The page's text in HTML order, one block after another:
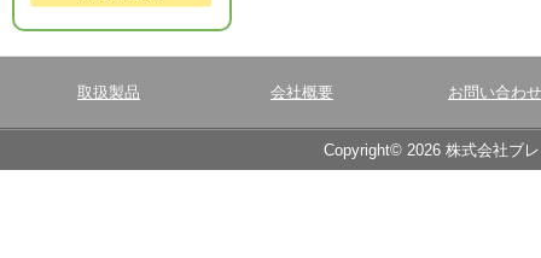
取扱製品 会社概要 お問い合わせ
Copyright© 2026 株式会社ブ